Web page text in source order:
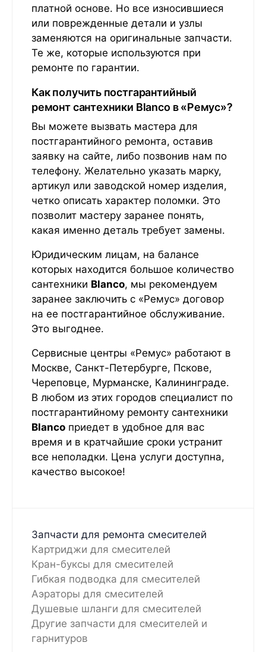
платной основе. Но все износившиеся
или поврежденные детали и узлы
заменяются на оригинальные запчасти.
Те же, которые используются при
ремонте по гарантии.
Как получить постгарантийный
ремонт сантехники Blanco в «Ремус»?
Вы можете вызвать мастера для
постгарантийного ремонта, оставив
заявку на сайте, либо позвонив нам по
телефону. Желательно указать марку,
артикул или заводской номер изделия,
четко описать характер поломки. Это
позволит мастеру заранее понять,
какая именно деталь требует замены.
Юридическим лицам, на балансе
которых находится большое количество
сантехники Blanco, мы рекомендуем
заранее заключить с «Ремус» договор
на ее постгарантийное обслуживание.
Это выгоднее.
Сервисные центры «Ремус» работают в
Москве, Санкт-Петербурге, Пскове,
Череповце, Мурманске, Калининграде.
В любом из этих городов специалист по
постгарантийному ремонту сантехники
Blanco приедет в удобное для вас
время и в кратчайшие сроки устранит
все неполадки. Цена услуги доступна,
качество высокое!
Запчасти для ремонта смесителей
Картриджи для смесителей
Кран-буксы для смесителей
Гибкая подводка для смесителей
Аэраторы для смесителей
Душевые шланги для смесителей
Другие запчасти для смесителей и
гарнитуров